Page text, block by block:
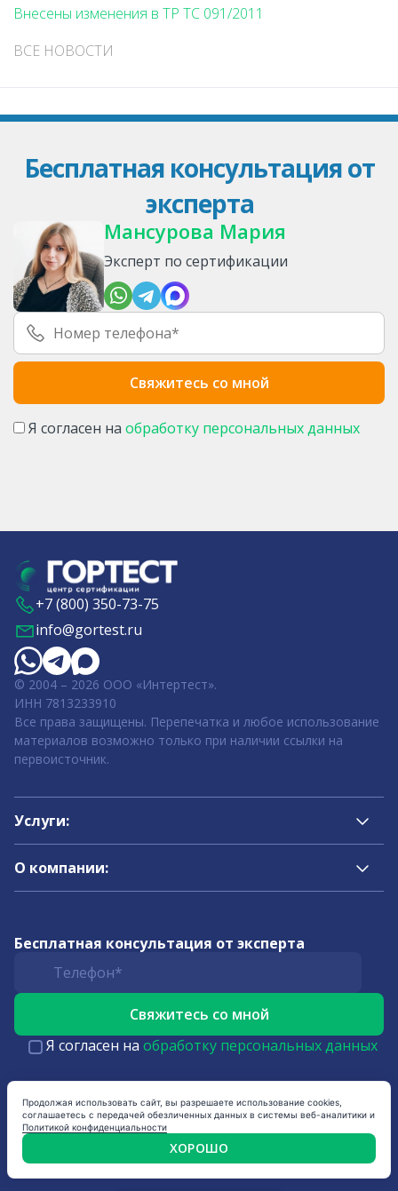
Внесены изменения в ТР ТС 091/2011
ВСЕ НОВОСТИ
Бесплатная консультация от
эксперта
Мансурова Мария
Эксперт по сертификации
Я согласен на обработку персональных данных
+7 (800) 350-73-75
info@gortest.ru
© 2004 – 2026 ООО «Интертест».
ИНН 7813233910
Все права защищены. Перепечатка и любое использование
материалов возможно только при наличии ссылки на
первоисточник.
Услуги:
О компании:
Бесплатная консультация от эксперта
Я согласен на обработку персональных данных
Продолжая использовать сайт, вы разрешаете использование cookies,
соглашаетесь с передачей обезличенных данных в системы веб-аналитики и
Политикой конфиденциальности
ХОРОШО